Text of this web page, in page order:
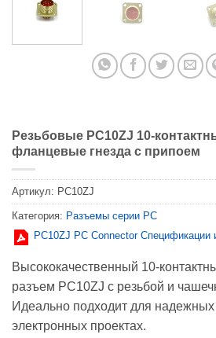
Резьбовые PC10ZJ 10-
фланцевые гнезда с припоем
Артикул: PC10ZJ
Категория: Разъемы серии PC
PC10ZJ PC Connector Спецификации
Высококачественный 10-
разъем PC10ZJ с резьбой и
Идеально подходит для
электронных проектах.